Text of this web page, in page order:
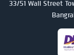
33/51 Wall Street